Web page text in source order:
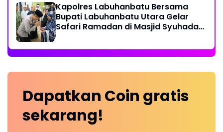
Kapolres Labuhanbatu Bersama
Bupati Labuhanbatu Utara Gelar
Safari Ramadan di Masjid Syuhada
Dapatkan Coin gratis
sekarang!